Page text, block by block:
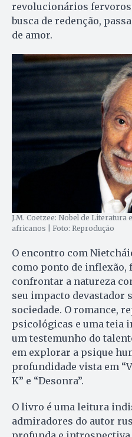
revolucionários
busca de redenção,
de amor.
J.M. Coetzee: Nobel de
africanos | Foto: Reprodução
O encontro com
como ponto de inflexão,
confrontar a natureza
seu impacto devastador
sociedade. O romance,
psicológicas e uma teia
um testemunho do
em explorar a psique
profundidade vista em
K” e “Desonra”.
O livro é uma leitura
admiradores do autor